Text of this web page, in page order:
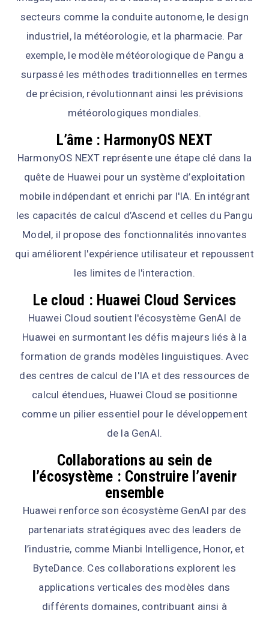
secteurs comme la conduite autonome, le design
industriel, la météorologie, et la pharmacie. Par
exemple, le modèle météorologique de Pangu a
surpassé les méthodes traditionnelles en termes
de précision, révolutionnant ainsi les prévisions
météorologiques mondiales.
L’âme : HarmonyOS NEXT
HarmonyOS NEXT représente une étape clé dans la
quête de Huawei pour un système d’exploitation
mobile indépendant et enrichi par l'IA. En intégrant
les capacités de calcul d’Ascend et celles du Pangu
Model, il propose des fonctionnalités innovantes
qui améliorent l'expérience utilisateur et repoussent
les limites de l'interaction.
Le cloud : Huawei Cloud Services
Huawei Cloud soutient l'écosystème GenAI de
Huawei en surmontant les défis majeurs liés à la
formation de grands modèles linguistiques. Avec
des centres de calcul de l'IA et des ressources de
calcul étendues, Huawei Cloud se positionne
comme un pilier essentiel pour le développement
de la GenAI.
Collaborations au sein de
l’écosystème : Construire l’avenir
ensemble
Huawei renforce son écosystème GenAI par des
partenariats stratégiques avec des leaders de
l’industrie, comme Mianbi Intelligence, Honor, et
ByteDance. Ces collaborations explorent les
applications verticales des modèles dans
différents domaines, contribuant ainsi à